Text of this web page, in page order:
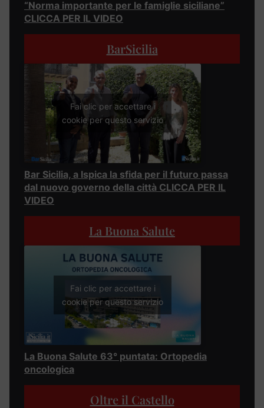
“Norma importante per le famiglie siciliane”
CLICCA PER IL VIDEO
BarSicilia
Fai clic per accettare i
cookie per questo servizio
Bar Sicilia, a Ispica la sfida per il futuro passa
dal nuovo governo della città CLICCA PER IL
VIDEO
La Buona Salute
Fai clic per accettare i
cookie per questo servizio
La Buona Salute 63° puntata: Ortopedia
oncologica
Oltre il Castello